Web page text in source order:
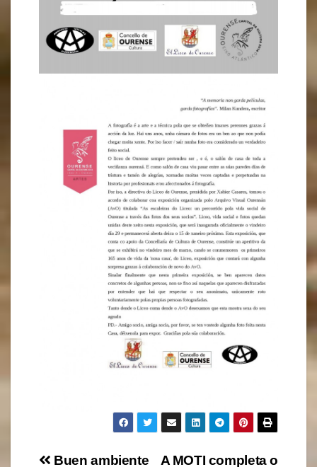
A MOTI completa o
Buen ambiente